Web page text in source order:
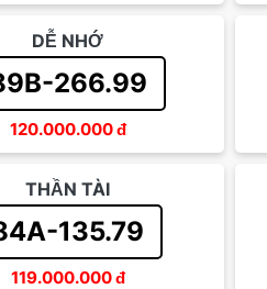
DỄ NHỚ
266.99
120.000.000đ
THẦN TÀI
135.79
119.000.000đ